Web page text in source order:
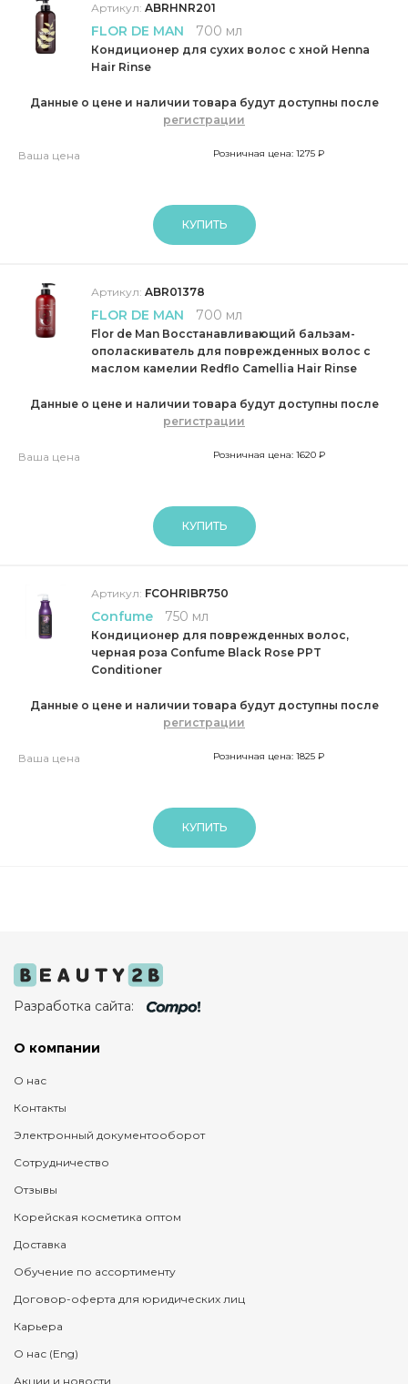
Артикул: ABRHNR201
FLOR DE MAN 700 мл
Кондиционер для сухих волос с хной Henna
Hair Rinse
Данные о цене и наличии товара будут доступны после
регистрации
Ваша цена Розничная цена: 1275 ₽
КУПИТЬ
Артикул: ABR01378
FLOR DE MAN 700 мл
Flor de Man Восстанавливающий бальзам-
ополаскиватель для поврежденных волос с
маслом камелии Redflo Camellia Hair Rinse
Данные о цене и наличии товара будут доступны после
регистрации
Ваша цена Розничная цена: 1620 ₽
КУПИТЬ
Артикул: FCOHRIBR750
Confume 750 мл
Кондиционер для поврежденных волос,
черная роза Confume Black Rose PPT
Conditioner
Данные о цене и наличии товара будут доступны после
регистрации
Ваша цена Розничная цена: 1825 ₽
КУПИТЬ
Разработка сайта:
О компании
О нас
Контакты
Электронный документооборот
Сотрудничество
Отзывы
Корейская косметика оптом
Доставка
Обучение по ассортименту
Договор-оферта для юридических лиц
Карьера
О нас (Eng)
Акции и новости